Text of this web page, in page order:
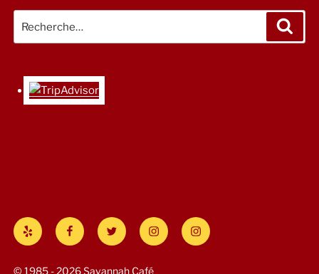
pour
Yelp FacebookTwitter Instagram#Savannah
Cafe
© 1985 - 2026 Savannah Café